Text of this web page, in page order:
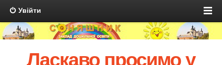
Увійти
Ласкаво просимо у